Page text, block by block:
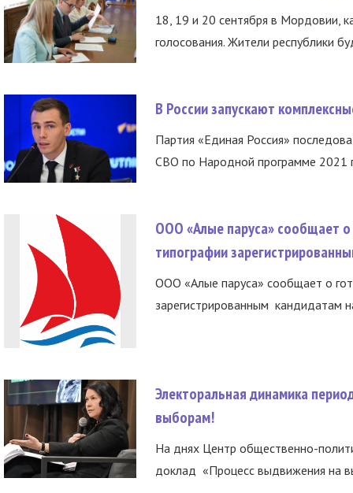
18, 19 и 20 сентября в Мордовии,
голосования. Жители республики
В России запускают
Партия «Единая Россия»
СВО по Народной программе 2021
ООО «Алые паруса» сообщает о
типографии
ООО «Алые паруса» сообщает о
зарегистрированным кандидатам
Электоральная динамика
выборам!
На днях Центр общественно-
доклад «Процесс выдвижения на